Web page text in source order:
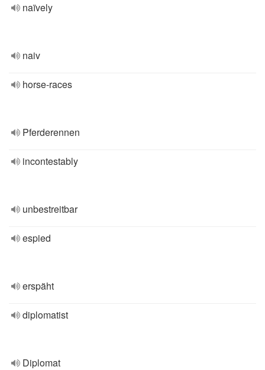
naïvely
naiv
horse-races
Pferderennen
incontestably
unbestreitbar
espied
erspäht
diplomatist
Diplomat